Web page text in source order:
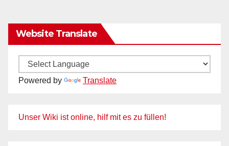
Website Translate
Powered by Translate
Unser Wiki ist online, hilf mit es zu füllen!